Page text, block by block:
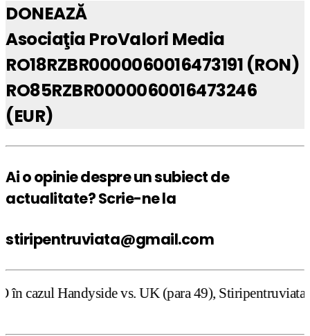
DONEAZĂ
Asociaţia ProValori Media
RO18RZBR0000060016473191 (RON)
RO85RZBR0000060016473246
(EUR)
Ai o opinie despre un subiect de
actualitate? Scrie-ne la
stiripentruviata@gmail.com
vs. UK (para 49), Stiripentruviata.ro